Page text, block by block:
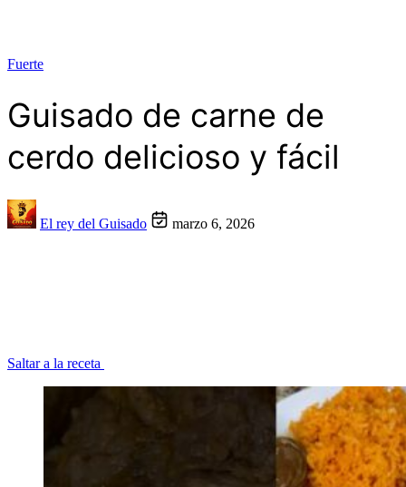
Fuerte
Guisado de carne de
cerdo delicioso y fácil
El rey del Guisado marzo 6, 2026
Saltar a la receta